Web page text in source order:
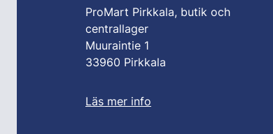
ProMart Pirkkala, butik och
centrallager
Muuraintie 1
33960 Pirkkala
Läs mer info